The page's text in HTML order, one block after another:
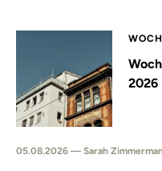
2026
05.08.2026 — Sarah